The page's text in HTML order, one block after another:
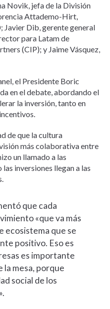
Novik, jefa de la División
Attademo-Hirt,
Javier Dib, gerente general
para Latam de
(CIP); y Jaime Vásquez,
el Presidente Boric
en el debate, abordando el
la inversión, tanto en
de que la cultura
más colaborativa entre
un llamado a las
inversiones llegan a las
que cada
«que va más
ecosistema que se
positivo. Eso es
es importante
la mesa, porque
social de los